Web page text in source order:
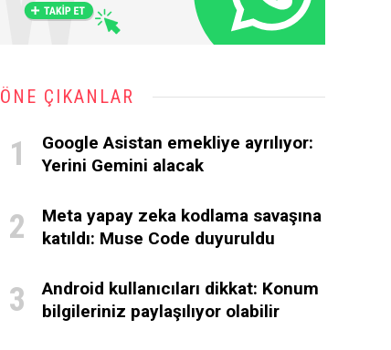
ÖNE ÇIKANLAR
Google Asistan emekliye ayrılıyor:
Yerini Gemini alacak
Meta yapay zeka kodlama savaşına
katıldı: Muse Code duyuruldu
Android kullanıcıları dikkat: Konum
bilgileriniz paylaşılıyor olabilir